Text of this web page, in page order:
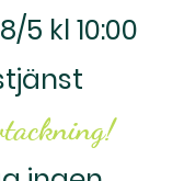
5 kl 10:00